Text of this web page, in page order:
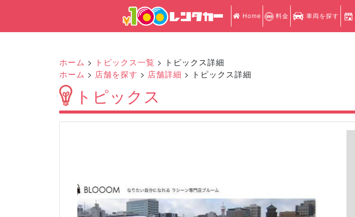
Home 料金 車両を探す
ホーム > トピックス一覧 > トピックス詳細
ホーム > 店舗を探す > 店舗詳細 > トピックス詳細
トピックス